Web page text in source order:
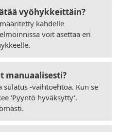
vyöhykkeittäin?
kahdelle
voit asettaa eri
manuaalisesti?
sulatus -vaihtoehtoa. Kun se
'Pyyntö hyväksytty'.